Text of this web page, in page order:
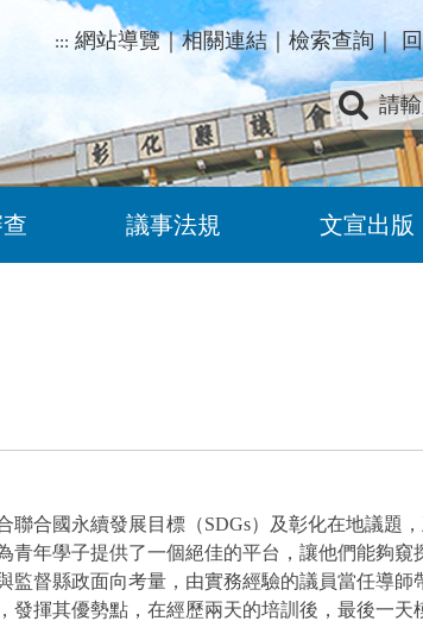
::: 網站導覽｜相關連結 ｜ 檢索查詢｜
關鍵字查
議事法規 文宣出版
合國永續發展目標（SDGs）及彰化在地議題
年學子提供了一個絕佳的平台，讓他們能夠窺
督縣政面向考量，由實務經驗的議員當任導師
揮其優勢點，在經歷兩天的培訓後，最後一天